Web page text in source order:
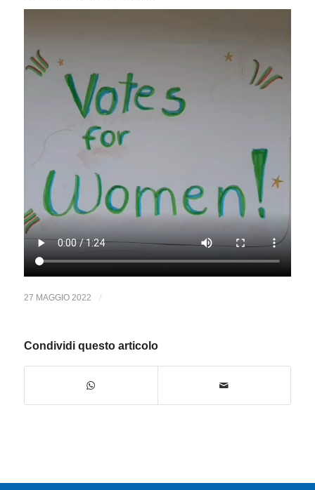
27 MAGGIO 2022 /
Condividi questo articolo